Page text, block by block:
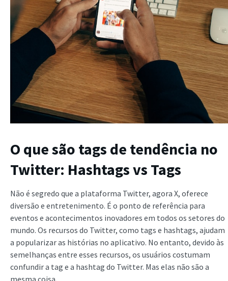
O que são tags de tendência no
Twitter: Hashtags vs Tags
Não é segredo que a plataforma Twitter, agora X, oferece
diversão e entretenimento. É o ponto de referência para
eventos e acontecimentos inovadores em todos os setores do
mundo. Os recursos do Twitter, como tags e hashtags, ajudam
a popularizar as histórias no aplicativo. No entanto, devido às
semelhanças entre esses recursos, os usuários costumam
confundir a tag e a hashtag do Twitter. Mas elas não são a